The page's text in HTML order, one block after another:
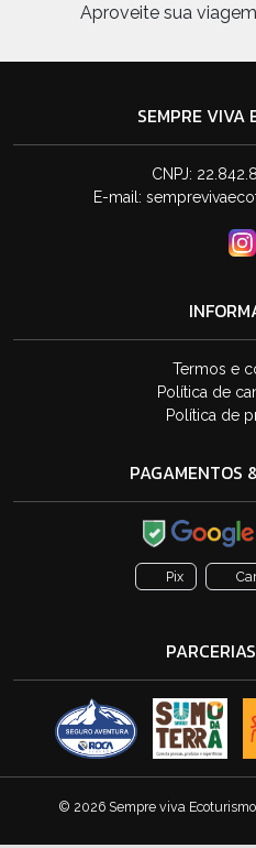
Aproveite sua
SEMPRE VIVA
CNPJ:
E-mail:
Termos e
Política de
Política de
PAGAMENTOS
Pix
© 2026 Sempre viva